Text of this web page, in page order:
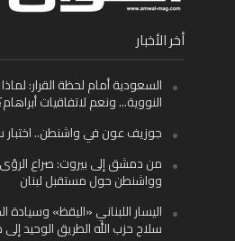
أخر الأخبار
السعودية أمام لحظة القرار:
النووية… ونعم لاتفاقيات
جوزيف عون في واشنطن.. اختبار
من دمشق إلى بيروت: صراع
وواشنطن حول مستقبل لبنان
اليسار اللبناني «اليقظ» وسيادة
سلاح حزب الله الطريق الوحيد